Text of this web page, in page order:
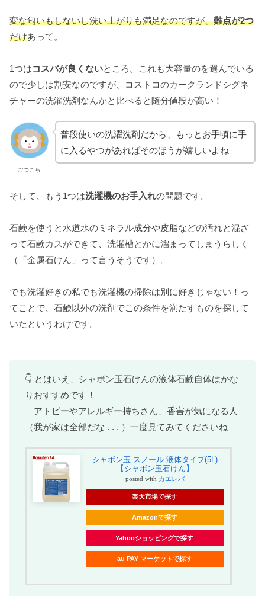
変な匂いもしないし洗い上がりも満足なのですが、難点が2つ
だけあって。
1つはコスパが良くないところ。これも大容量のを選んでいる
ので少しは割安なのですが、コストコのカークランドシグネ
チャーの洗濯洗剤なんかと比べると随分値段が高い！
ごつこら
普段使いの洗濯洗剤だから、もっとお手頃に手
に入るやつがあればそのほうが嬉しいよね
そして、もう1つは洗濯機のお手入れの問題です。
石鹸を使うと水道水のミネラル成分や皮脂などの汚れと混ざ
って石鹸カスができて、洗濯槽とかに溜まってしまうらしく
（「金属石けん」って言うそうです）。
でも洗濯好きの私でも洗濯機の掃除は別に好きじゃない！っ
てことで、石鹸以外の洗剤でこの条件を満たすものを探して
いたというわけです。
👇 とはいえ、シャボン玉石けんの液体石鹸自体はかな
りおすすめです！
アトピーやアレルギー持ちさん、香害が気になる人
（我が家は全部だな . . . ）一度見てみてくださいね
シャボン玉 スノール 液体タイプ(5L)
【シャボン玉石けん】
posted with カエレバ
楽天市場で探す
Amazonで探す
Yahooショッピングで探す
au PAY マーケットで探す